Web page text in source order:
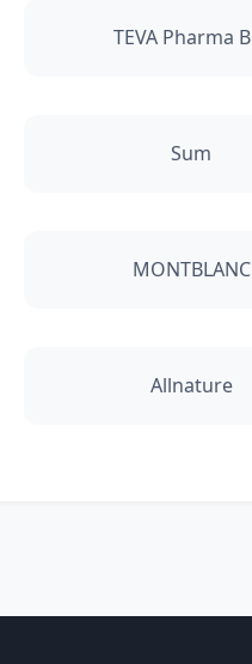
TEVA Pharma
Sum
MONTBLANC
Allnature